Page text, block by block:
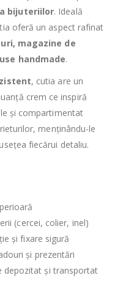
bijuteriilor. Ideală
oferă un aspect rafinat
magazine de
handmade.
, cutia are un
crem ce inspiră
și compartimentat
menținându-le
fiecărui detaliu.
(cercei, colier, inel)
și fixare sigură
și prezentări
depozitat și transportat